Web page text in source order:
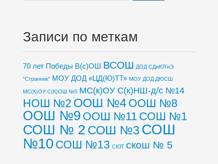
Записи по меткам
70 лет Победы В(с)ОШ ВСОШ ДОД СДиЮТиЭ
"Странник" МОУ ДОД «ЦД(Ю)ТТ» МОУ ДОД ДЮСШ
МС(К)ОУ С(К)ОШ №5 МС(к)ОУ С(к)НШ-д/с №14
НОШ №2 ООШ №4ООШ №8
ООШ №9 ООШ №11 СОШ №1
СОШ № 2 СОШ №3 СОШ
№10 СОШ №13 СЮТ скош № 5